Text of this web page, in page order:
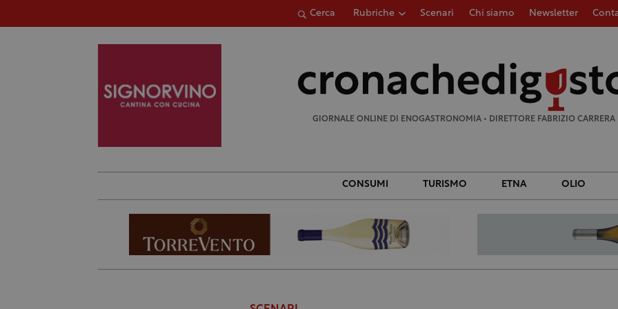
Cerca Rubriche Scenari Chi siamo Newsletter
GIORNALE ONLINE DI ENOGASTRONOMIA • DIRETTORE FABRIZIO CARRERA
CONSUMI TURISMO ETNA OLIO